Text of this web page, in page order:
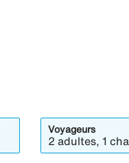
Voyageurs
2 adultes, 1